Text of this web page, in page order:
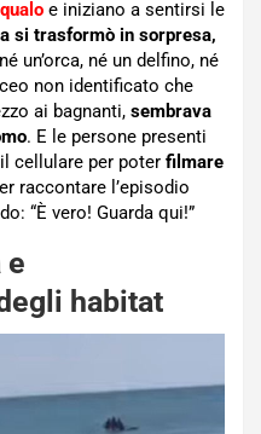
e iniziano a sentirsi le
si trasformò in sorpresa,
un’orca, né un delfino, né
non identificato che
ai bagnanti, sembrava
. E le persone presenti
cellulare per poter filmare
raccontare l’episodio
“È vero! Guarda qui!”
e
habitat